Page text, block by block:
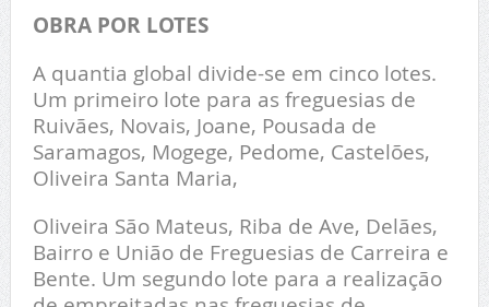
OBRA POR LOTES
A quantia global divide-se em cinco lotes.
Um primeiro lote para as freguesias de
Ruivães, Novais, Joane, Pousada de
Saramagos, Mogege, Pedome, Castelões,
Oliveira Santa Maria,
Oliveira São Mateus, Riba de Ave, Delães,
Bairro e União de Freguesias de Carreira e
Bente. Um segundo lote para a realização